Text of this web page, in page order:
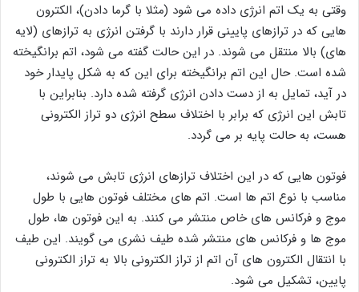
وقتی به یک اتم انرژی داده می شود (مثلا با گرما دادن)، الکترون
هایی که در ترازهای پایینی قرار دارند با گرفتن انرژی به ترازهای (لایه
های) بالا منتقل می شوند. در این حالت گفته می شود، اتم برانگیخته
شده است. حال این اتم برانگیخته برای این که به شکل پایدار خود
در آید، تمایل به از دست دادن انرژی گرفته شده دارد. بنابراین با
تابش این انرژی که برابر با اختلاف سطح انرژی دو تراز الکترونی
هست، به حالت پایه بر می گردد.
فوتون هایی که در این اختلاف ترازهای انرژی تابش می شوند،
مناسب با نوع اتم ها است. اتم های مختلف فوتون هایی با طول
موج و فرکانس های خاص منتشر می کنند. به این فوتون ها، طول
موج ها و فرکانس های منتشر شده طیف نشری می گویند. این طیف
با انتقال الکترون های آن اتم از تراز الکترونی بالا به تراز الکترونی
پایین، تشکیل می شود.